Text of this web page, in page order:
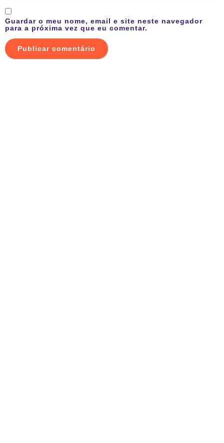
Guardar o meu nome, email e site neste navegador
para a próxima vez que eu comentar.